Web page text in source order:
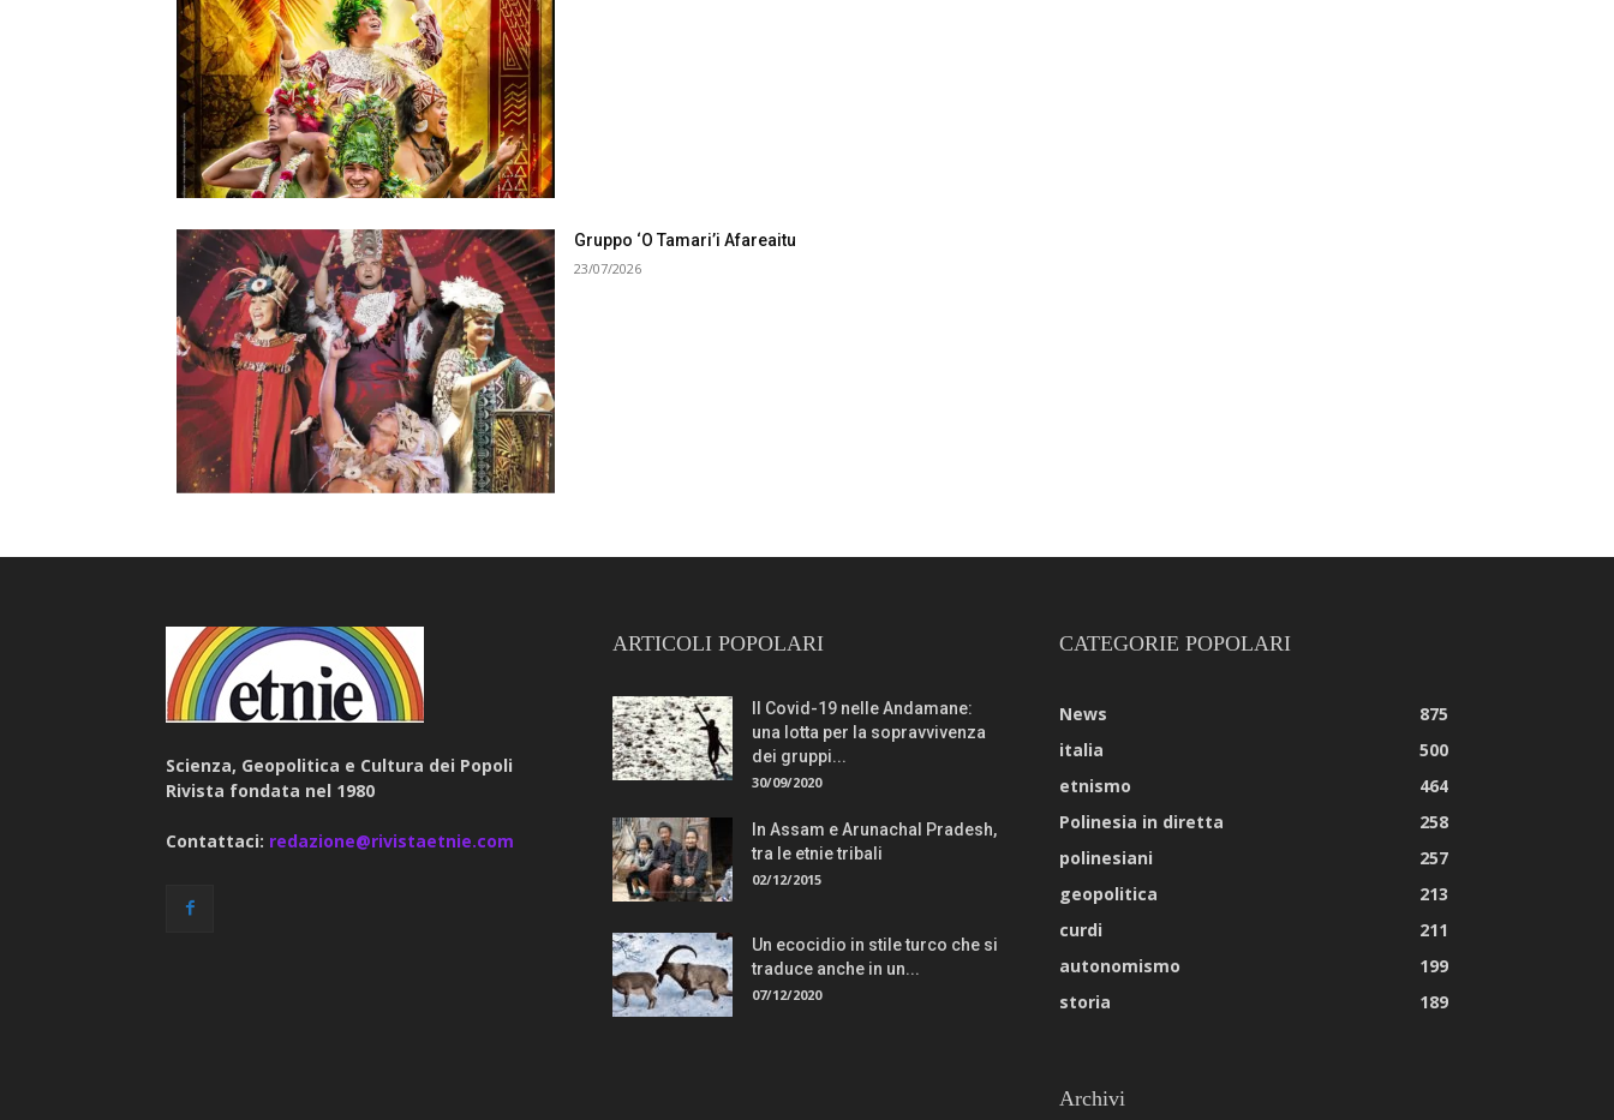
Gruppo ‘O Tamari’i Afareaitu
23/07/2026
Scienza, Geopolitica e Cultura dei Popoli
Rivista fondata nel 1980
Contattaci: redazione@rivistaetnie.com
ARTICOLI POPOLARI
Il Covid-19 nelle Andamane:
una lotta per la sopravvivenza
dei gruppi...
30/09/2020
In Assam e Arunachal Pradesh,
tra le etnie tribali
02/12/2015
Un ecocidio in stile turco che si
traduce anche in un...
07/12/2020
CATEGORIE POPOLARI
News
875
italia
500
etnismo
464
Polinesia in diretta
258
polinesiani
257
geopolitica
213
curdi
211
autonomismo
199
storia
189
Archivi